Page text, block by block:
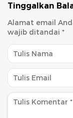
Tinggalkan
Alamat email
wajib ditandai *